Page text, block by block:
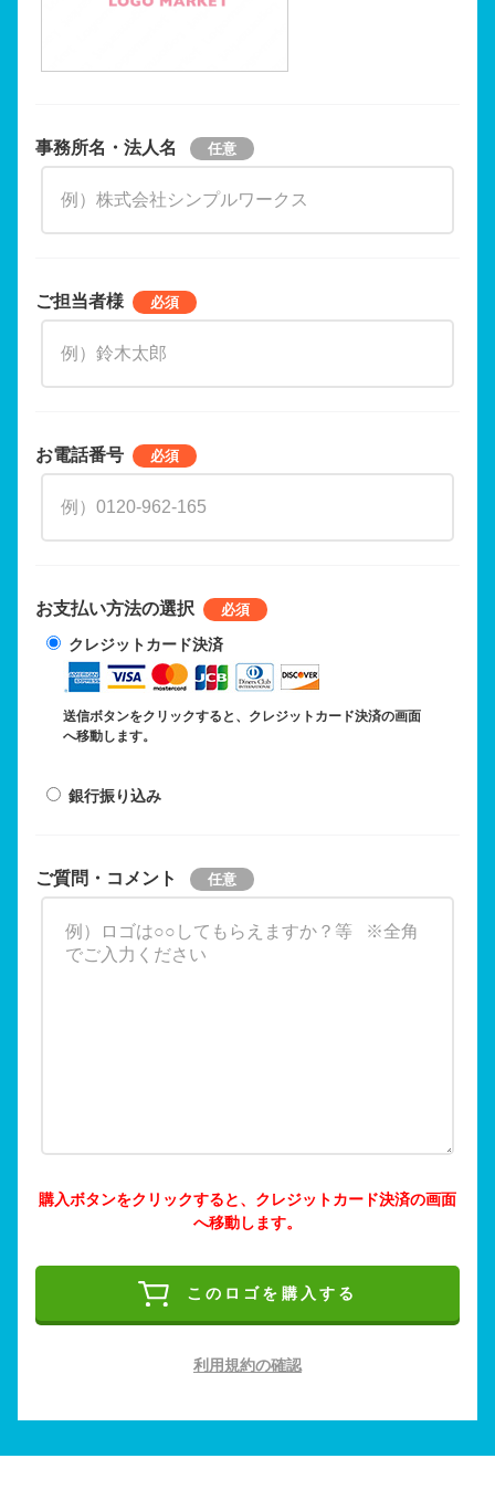
事務所名・法人名
ご担当者様
お電話番号
お支払い方法の選択
クレジットカード決済
送信ボタンをクリックすると、クレジットカード決済の画面
へ移動します。
銀行振り込み
ご質問・コメント
購入ボタンをクリックすると、クレジットカード決済の画面
へ移動します。
このロゴを購入する
利用規約の確認